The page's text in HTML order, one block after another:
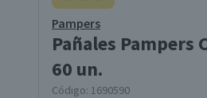
Pampers
Pañales Pampers
60 un.
Código: 1690590